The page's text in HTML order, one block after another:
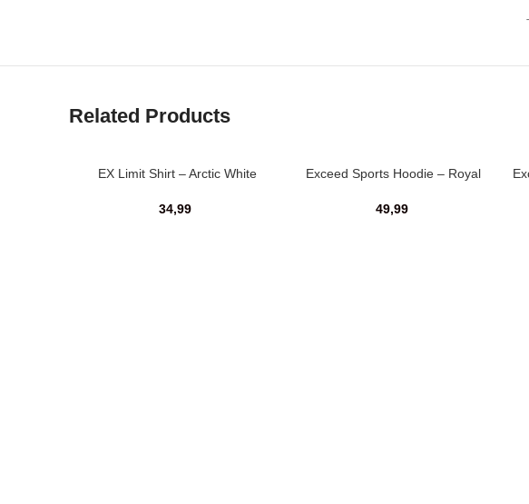
Related Products
EX Limit Shirt – Arctic White
34,99
Exceed Sports Hoodie – Royal
49,99